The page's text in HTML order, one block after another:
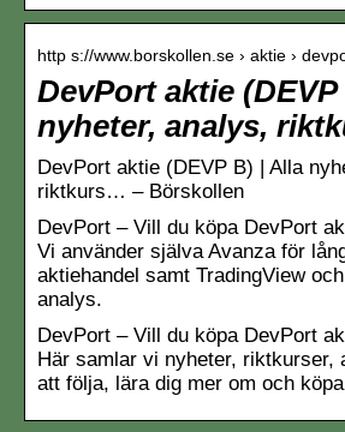
http s://www.borskollen.se › aktie ›
DevPort aktie
nyheter, analys,
DevPort aktie (DEVP B) | Alla
riktkurs… – Börskollen
DevPort – Vill du köpa DevPort
Vi använder själva Avanza för
aktiehandel samt TradingView
analys.
DevPort – Vill du köpa DevPort
Här samlar vi nyheter, riktkurser,
att följa, lära dig mer om och